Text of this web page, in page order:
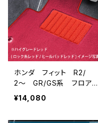
ホンダ フィット R2/
2〜 GR/GS系 フロアマ
ット一式 カーマット ハイ
グレードタイプ
¥14,080